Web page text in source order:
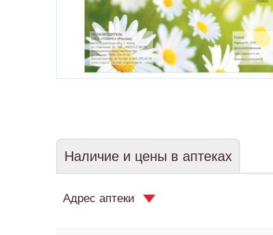
Наличие и цены в аптеках
Адрес аптеки